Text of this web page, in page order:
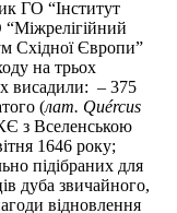
ГО “Інститут
“Міжрелігійний
Східної Європи”
на трьох
висадили: – 375
(лат. Quércus
з Вселенською
1646 року;
підібраних для
дуба звичайного,
відновлення